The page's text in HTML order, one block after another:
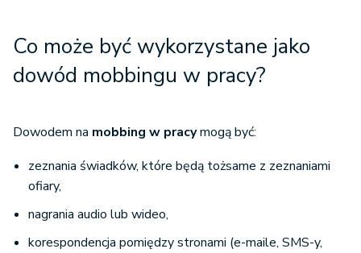
Co może być wykorzystane jako
dowód mobbingu w pracy?
Dowodem na mobbing w pracymogą być:
zeznania świadków, które będą tożsame z zeznaniami
ofiary,
nagrania audio lub wideo,
korespondencja pomiędzy stronami (e-maile, SMS-y,